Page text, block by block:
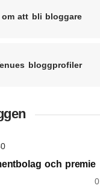
att bli bloggare
bloggprofiler
och premie
0